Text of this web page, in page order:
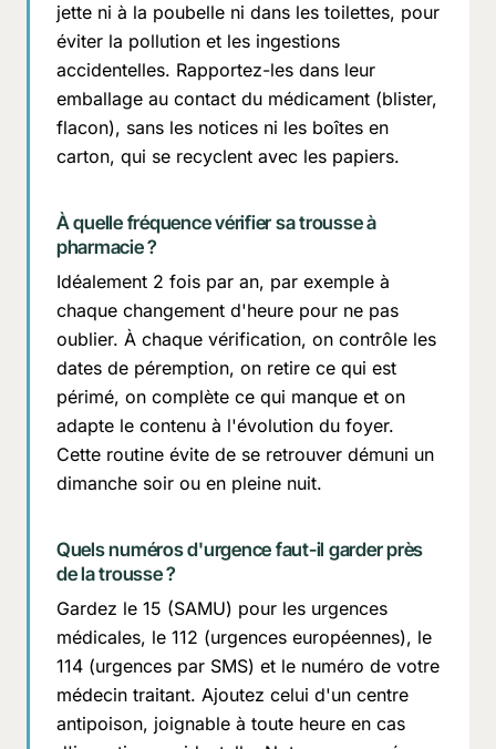
jette ni à la poubelle ni dans les toilettes, pour
éviter la pollution et les ingestions
accidentelles. Rapportez-les dans leur
emballage au contact du médicament (blister,
flacon), sans les notices ni les boîtes en
carton, qui se recyclent avec les papiers.
À quelle fréquence vérifier sa trousse à
pharmacie ?
Idéalement 2 fois par an, par exemple à
chaque changement d'heure pour ne pas
oublier. À chaque vérification, on contrôle les
dates de péremption, on retire ce qui est
périmé, on complète ce qui manque et on
adapte le contenu à l'évolution du foyer.
Cette routine évite de se retrouver démuni un
dimanche soir ou en pleine nuit.
Quels numéros d'urgence faut-il garder près
de la trousse ?
Gardez le 15 (SAMU) pour les urgences
médicales, le 112 (urgences européennes), le
114 (urgences par SMS) et le numéro de votre
médecin traitant. Ajoutez celui d'un centre
antipoison, joignable à toute heure en cas